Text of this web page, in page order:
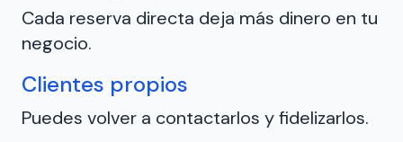
Cada reserva directa deja más dinero en tu
negocio.
Clientes propios
Puedes volver a contactarlos y fidelizarlos.